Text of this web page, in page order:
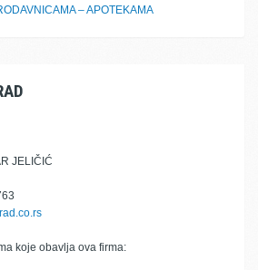
– APOTEKAMA
JELIČIĆ
koje obavlja ova firma: